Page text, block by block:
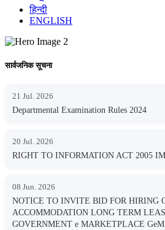
हिन्दी
ENGLISH
सार्वजनिक सूचना
21 Jul. 2026
Departmental Examination Rules 2024
20 Jul. 2026
RIGHT TO INFORMATION ACT 2005
08 Jun. 2026
NOTICE TO INVITE BID FOR HIRING
ACCOMMODATION LONG TERM
GOVERNMENT e MARKETPLACE